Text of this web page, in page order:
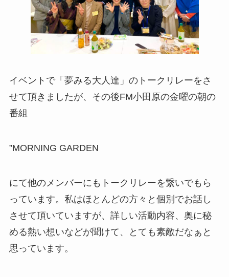
イベントで「夢みる大人達」のトークリレーをさ
せて頂きましたが、その後FM小田原の金曜の朝の
番組
”MORNING GARDEN
にて他のメンバーにもトークリレーを繋いでもら
っています。私はほとんどの方々と個別でお話し
させて頂いていますが、詳しい活動内容、奥に秘
める熱い想いなどが聞けて、とても素敵だなぁと
思っています。